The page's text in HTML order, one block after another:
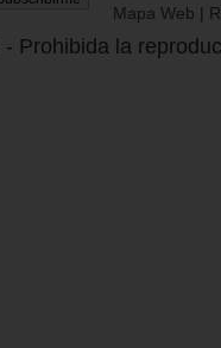
Mapa Web |
- Prohibida la